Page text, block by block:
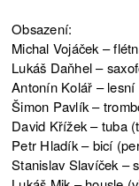
Obsazení:
Michal Vojáček –
Lukáš Daňhel –
Antonín Kolář –
Šimon Pavlík –
David Křížek – tuba
Petr Hladík – bicí
Stanislav Slavíček –